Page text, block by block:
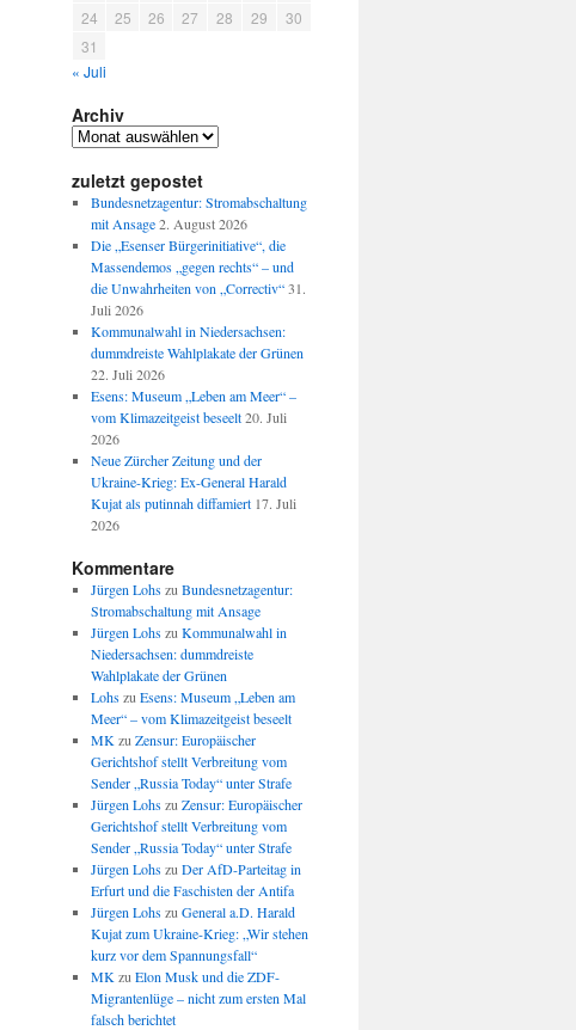
24
25 26 27 28 29
30
31
« Juli
Archiv
Archiv
zuletzt gepostet
Bundesnetzagentur: Stromabschaltung
mit Ansage 2. August 2026
Die „Esenser Bürgerinitiative“, die
Massendemos „gegen rechts“ – und
die Unwahrheiten von „Correctiv“ 31.
Juli 2026
Kommunalwahl in Niedersachsen:
dummdreiste Wahlplakate der Grünen
22. Juli 2026
Esens: Museum „Leben am Meer“ –
vom Klimazeitgeist beseelt 20. Juli
2026
Neue Zürcher Zeitung und der
Ukraine-Krieg: Ex-General Harald
Kujat als putinnah diffamiert 17. Juli
2026
Kommentare
Jürgen Lohszu Bundesnetzagentur:
Stromabschaltung mit Ansage
Jürgen Lohszu Kommunalwahl in
Niedersachsen: dummdreiste
Wahlplakate der Grünen
Lohszu Esens: Museum „Leben am
Meer“ – vom Klimazeitgeist beseelt
MK zu Zensur: Europäischer
Gerichtshof stellt Verbreitung vom
Sender „Russia Today“ unter Strafe
Jürgen Lohszu Zensur: Europäischer
Gerichtshof stellt Verbreitung vom
Sender „Russia Today“ unter Strafe
Jürgen Lohszu Der AfD-Parteitag in
Erfurt und die Faschisten der Antifa
Jürgen Lohszu General a.D. Harald
Kujat zum Ukraine-Krieg: „Wir stehen
kurz vor dem Spannungsfall“
MK zu Elon Musk und die ZDF-
Migrantenlüge – nicht zum ersten Mal
falsch berichtet